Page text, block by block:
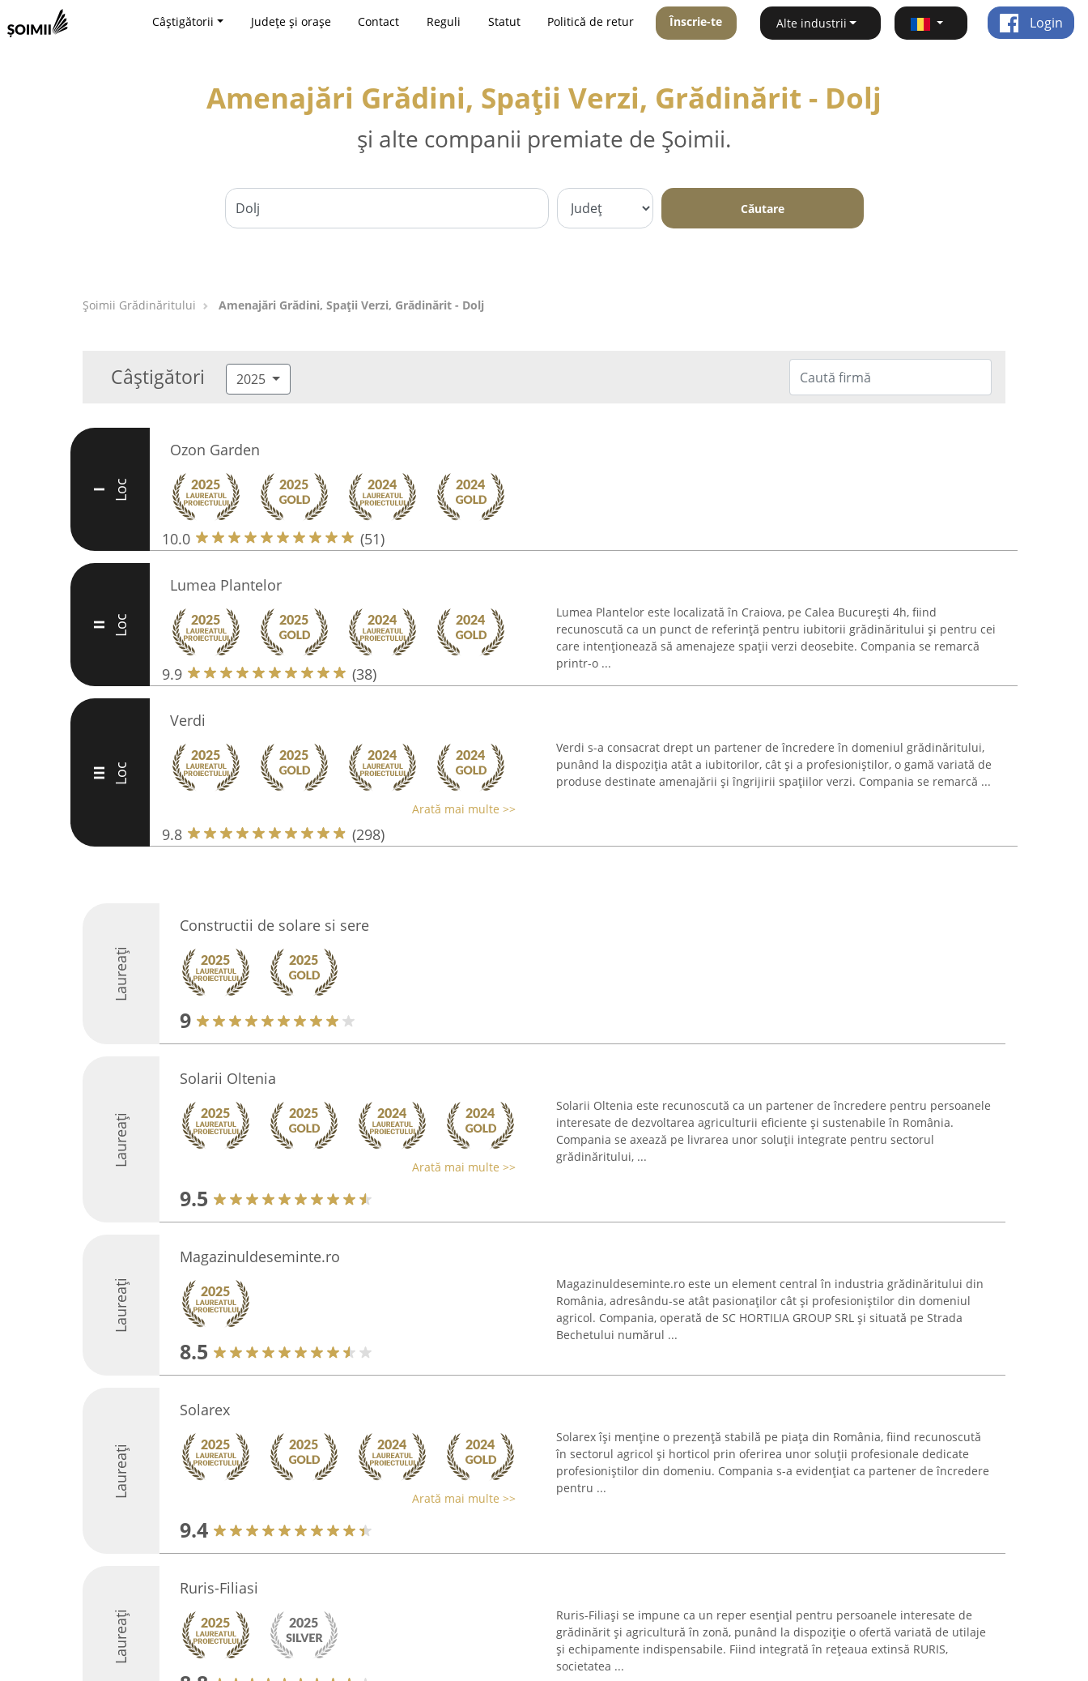
Câștigătorii Județe și orașe Contact Reguli Statut Politică de retur Înscrie-te Alte industrii Login
Amenajări Grădini, Spații Verzi, Grădinărit - Dolj
și alte companii premiate de Șoimii.
Căutare
Șoimii Grădinăritului Amenajări Grădini, Spații Verzi, Grădinărit - Dolj
Câștigători 2025
I Loc
Ozon Garden
10.0 (51)
II Loc
Lumea Plantelor
9.9 (38)
Lumea Plantelor este localizată în Craiova, pe Calea București 4h, fiind
recunoscută ca un punct de referință pentru iubitorii grădinăritului și pentru cei
care intenționează să amenajeze spații verzi deosebite. Compania se remarcă
printr-o ...
III Loc
Verdi
Arată mai multe >>
9.8 (298)
Verdi s-a consacrat drept un partener de încredere în domeniul grădinăritului,
punând la dispoziția atât a iubitorilor, cât și a profesioniștilor, o gamă variată de
produse destinate amenajării și îngrijirii spațiilor verzi. Compania se remarcă ...
Laureați
Constructii de solare si sere
9
Laureați
Solarii Oltenia
Arată mai multe >>
9.5
Solarii Oltenia este recunoscută ca un partener de încredere pentru persoanele
interesate de dezvoltarea agriculturii eficiente și sustenabile în România.
Compania se axează pe livrarea unor soluții integrate pentru sectorul
grădinăritului, ...
Laureați
Magazinuldeseminte.ro
8.5
Magazinuldeseminte.ro este un element central în industria grădinăritului din
România, adresându-se atât pasionaților cât și profesioniștilor din domeniul
agricol. Compania, operată de SC HORTILIA GROUP SRL și situată pe Strada
Bechetului numărul ...
Laureați
Solarex
Arată mai multe >>
9.4
Solarex își menține o prezență stabilă pe piața din România, fiind recunoscută
în sectorul agricol și horticol prin oferirea unor soluții profesionale dedicate
profesioniștilor din domeniu. Compania s-a evidențiat ca partener de încredere
pentru ...
Laureați
Ruris-Filiasi
Ruris-Filiași se impune ca un reper esențial pentru persoanele interesate de
grădinărit și agricultură în zonă, punând la dispoziție o ofertă variată de utilaje
și echipamente indispensabile. Fiind integrată în rețeaua extinsă RURIS,
societatea ...